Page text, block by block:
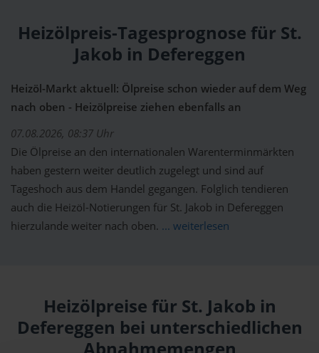
Heizölpreis-Tagesprognose für St.
Jakob in Defereggen
Heizöl-Markt aktuell: Ölpreise schon wieder auf dem Weg
nach oben - Heizölpreise ziehen ebenfalls an
07.08.2026, 08:37 Uhr
Die Ölpreise an den internationalen Warenterminmärkten
haben gestern weiter deutlich zugelegt und sind auf
Tageshoch aus dem Handel gegangen. Folglich tendieren
auch die Heizöl-Notierungen für St. Jakob in Defereggen
hierzulande weiter nach oben. ... weiterlesen
Heizölpreise für St. Jakob in
Defereggen bei unterschiedlichen